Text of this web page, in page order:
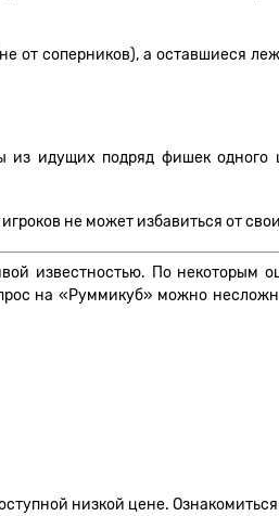
от соперников), а оставшиеся
из идущих подряд фишек одного
не может избавиться от
известностью. По некоторым
на «Руммикуб» можно
низкой цене.